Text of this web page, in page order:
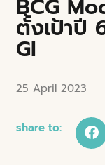
BCG
ตั้งเป้าปี
GI
25 April 2023
share to: